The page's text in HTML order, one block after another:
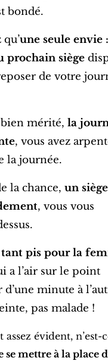
bondé.
qu’une seule envie
prochain siège
de votre
bien mérité, la
, vous avez
la journée.
la chance, un
, vous vous
tant pis pour la
a l’air sur le point
d’une minute à
pas malade !
assez évident, n’est-
mettre à la place